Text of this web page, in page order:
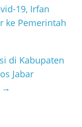
19, Irfan
ke Pemerintah
di Kabupaten
Jabar
→